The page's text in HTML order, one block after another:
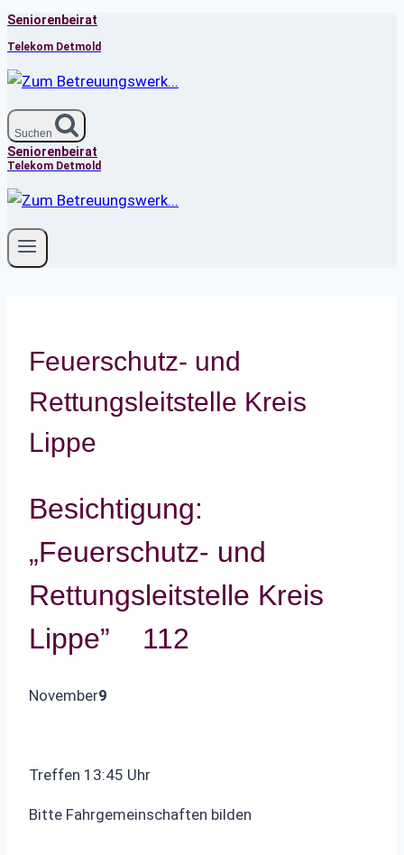
Zum
Inhalt
springen
Seniorenbeirat
Telekom Detmold
Suchen
Seniorenbeirat
Telekom Detmold
Feuerschutz- und
Rettungsleitstelle Kreis
Lippe
Besichtigung:
„Feuerschutz- und
Rettungsleitstelle Kreis
Lippe” 112
November9
Treffen 13:45 Uhr
Bitte Fahrgemeinschaften bilden